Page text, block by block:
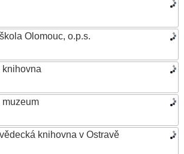
Olomouc, o.p.s.
knihovna
muzeum
knihovna v Ostravě